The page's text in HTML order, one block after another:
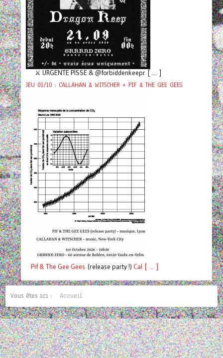
⚔️ URGENTE PISSE & @forbiddenkeepr [ ... ]
JEU 01/10 : CALLAHAN & WITSCHER + PIF & THE GEE GEES
Pif& The Gee Gees (release party !) Cal [ ... ]
Vous êtes ici : Accueil